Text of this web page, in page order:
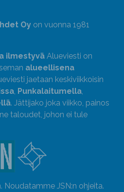
Oy on vuonna 1981
ilmestyvä Alueviesti on
alueellisena
jaetaan keskiviikkoisin
, Punkalaitumella,
. Jättijako joka viikko, painos
taloudet, johon ei tule
Noudatamme JSN:n ohjeita.